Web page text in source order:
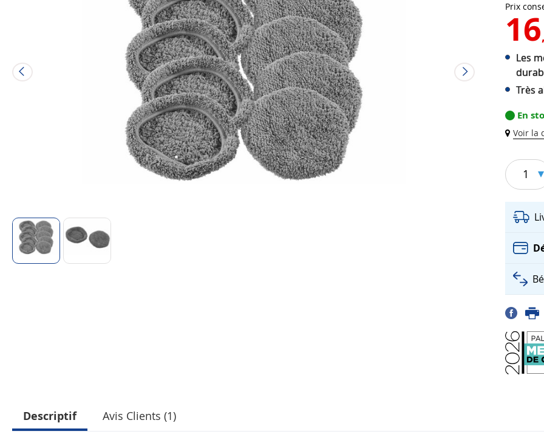
Prix
16
Les
Très
En
Voir la
1
Descriptif Avis Clients (1)